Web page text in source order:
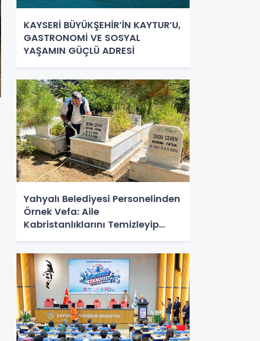
KAYSERİ BÜYÜKŞEHİR’İN KAYTUR’U,
GASTRONOMİ VE SOSYAL
YAŞAMIN GÜÇLÜ ADRESİ
Yahyalı Belediyesi Personelinden
Örnek Vefa: Aile
Kabristanlıklarını Temizleyip